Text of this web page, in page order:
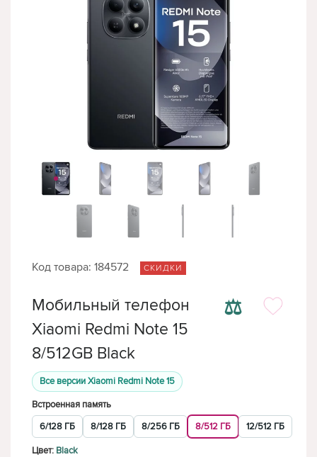
Код товара: 184572 СКИДКИ
⚖
Мобильный телефон
Xiaomi Redmi Note 15
8/512GB Black
Все версии Xiaomi Redmi Note 15
Встроенная память
6/128 ГБ
8/128 ГБ 8/256 ГБ 8/512 ГБ 12/512 ГБ
Цвет: Black